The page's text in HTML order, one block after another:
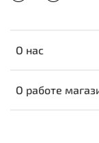
О нас
О работе